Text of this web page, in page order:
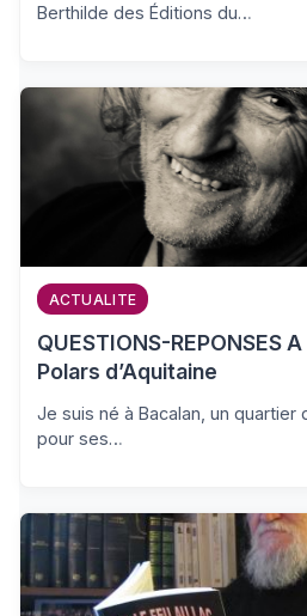
Berthilde des Éditions du…
ACTUALITE
QUESTIONS-REPONSES
Polars d’Aquitaine
Je suis né à Bacalan, un quartier
pour ses…